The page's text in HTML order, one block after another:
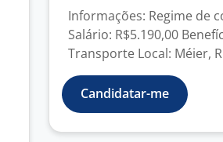
Informações: Regime de
Salário: R$5.190,00
Transporte Local: Méier,
Candidatar-me